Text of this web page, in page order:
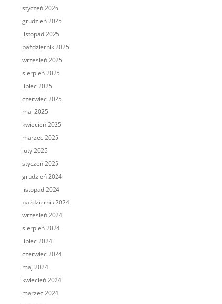
styczeń 2026
grudzień 2025
listopad 2025
październik 2025
wrzesień 2025
sierpień 2025
lipiec 2025
czerwiec 2025
maj 2025
kwiecień 2025
marzec 2025
luty 2025
styczeń 2025
grudzień 2024
listopad 2024
październik 2024
wrzesień 2024
sierpień 2024
lipiec 2024
czerwiec 2024
maj 2024
kwiecień 2024
marzec 2024